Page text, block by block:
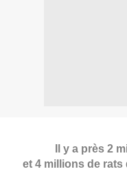
Il y a près 2
et 4 millions de